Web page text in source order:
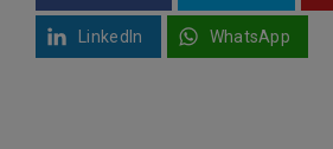
LinkedIn WhatsApp